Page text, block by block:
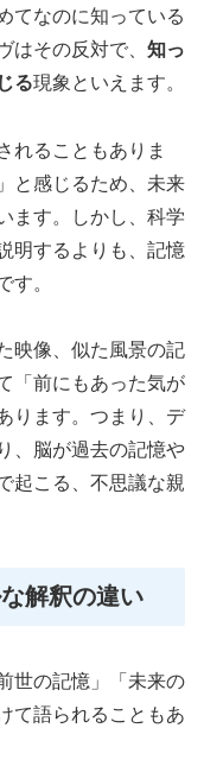
てなのに知っている
はその反対で、 知っ
る現象といえます。
れることもありま
と感じるため、未来
ます。しかし、科学
明するよりも、記憶
す。
映像、似た風景の記
「前にもあった気が
ります。つまり、デ
、脳が過去の記憶や
起こる、不思議な親
解釈の違い
世の記憶」「未来の
て語られることもあ